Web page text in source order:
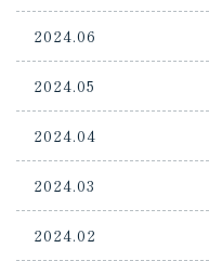
2024.06
2024.05
2024.04
2024.03
2024.02